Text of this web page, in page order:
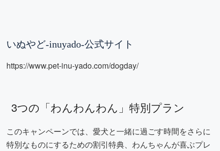
いぬやど-inuyado-公式サイト
https://www.pet-inu-yado.com/dogday/
3つの「わんわんわん」特別プラン
このキャンペーンでは、愛犬と一緒に過ごす時間をさらに
特別なものにするための割引特典、わんちゃんが喜ぶプレ